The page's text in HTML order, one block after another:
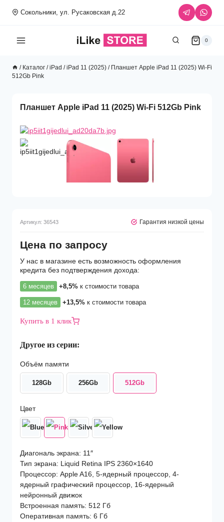
Сокольники, ул. Русаковская д.22
0
/ Каталог / iPad / iPad 11 (2025) / Планшет Apple iPad 11 (2025) Wi-Fi
512Gb Pink
Планшет Apple iPad 11 (2025) Wi-Fi 512Gb Pink
Артикул: 36543 Гарантия низкой цены
Цена по запросу
У нас в магазине есть возможность оформления
кредита без подтверждения дохода:
6 месяцев +8,5% к стоимости товара
12 месяцев +13,5% к стоимости товара
Купить в 1 клик
Другое из серии:
Объём памяти
128Gb 256Gb 512Gb
Цвет
Диагональ экрана: 11″
Тип экрана: Liquid Retina IPS 2360×1640
Процессор: Apple A16, 5-ядерный процессор, 4-
ядерный графический процессор, 16-ядерный
нейронный движок
Встроенная память: 512 Гб
Оперативная память: 6 Гб